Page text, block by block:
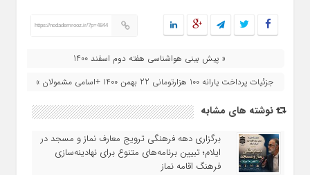
https://nodademrooz.ir/?p=4844
« پیش بینی هواشناسی هفته دوم اسفند 1400
جزئیات پرداخت یارانه 100 هزارتومانی 22 بهمن 1400 +اسامی مشمولان »
نوشته های مشابه
برگزاری دهه فرهنگی ترویج معارف نماز و مسجد در
ایلام؛ تبیین برنامه‌های متنوع برای نهادینه‌سازی
فرهنگ اقامه نماز